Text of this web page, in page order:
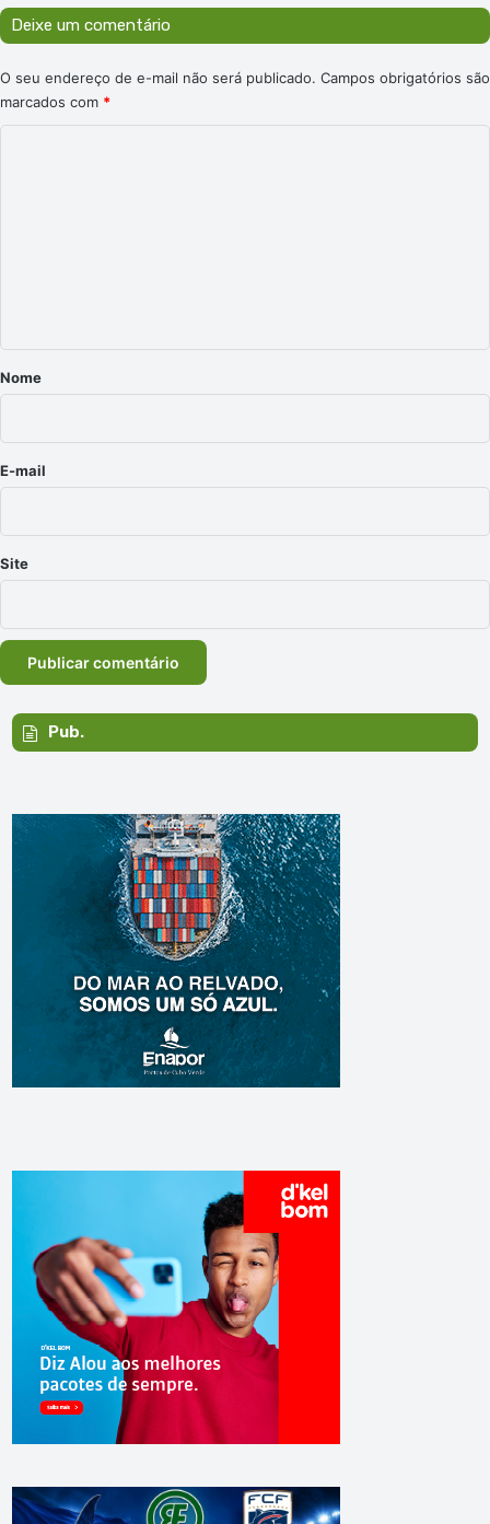
Deixe um comentário
O seu endereço de e-mail não será publicado. Campos obrigatórios são
marcados com *
r
*
Nome
E-mail
Site
Pub.